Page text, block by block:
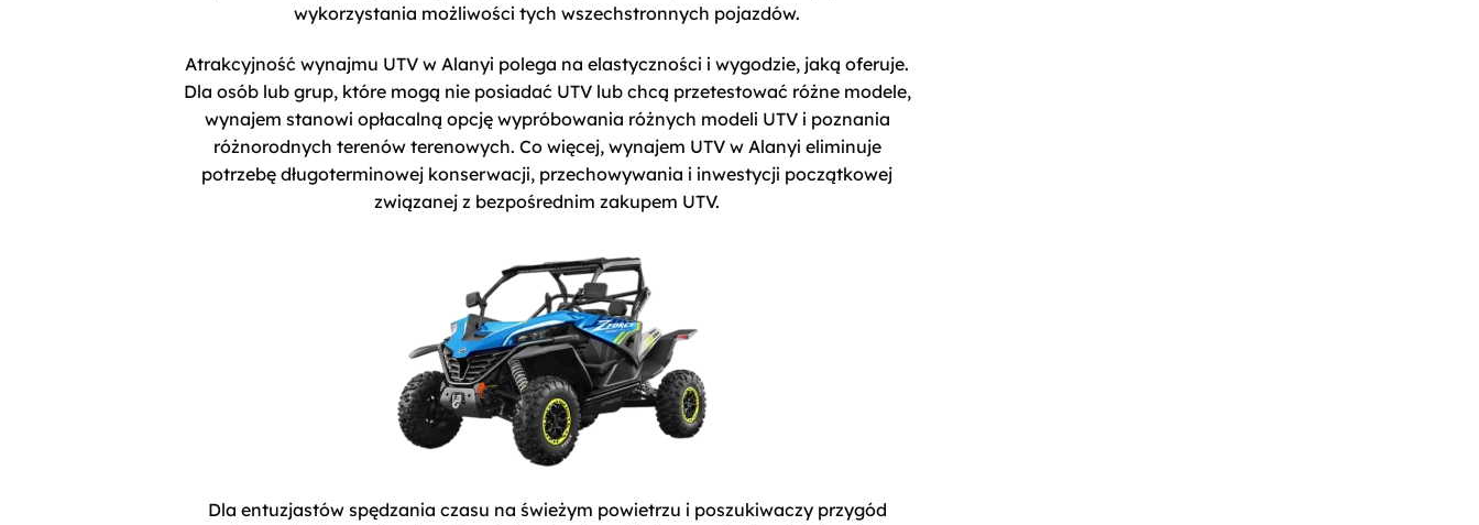
wykorzystania możliwości tych wszechstronnych pojazdów.
Atrakcyjność wynajmu UTV w Alanyi polega na elastyczności i wygodzie, jaką oferuje.
Dla osób lub grup, które mogą nie posiadać UTV lub chcą przetestować różne modele,
wynajem stanowi opłacalną opcję wypróbowania różnych modeli UTV i poznania
różnorodnych terenów terenowych. Co więcej, wynajem UTV w Alanyi eliminuje
potrzebę długoterminowej konserwacji, przechowywania i inwestycji początkowej
związanej z bezpośrednim zakupem UTV.
Dla entuzjastów spędzania czasu na świeżym powietrzu i poszukiwaczy przygód